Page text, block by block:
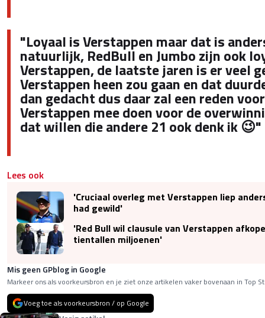
"Loyaal is Verstappen maar dat is
natuurlijk, RedBull en Jumbo zijn ook
Verstappen, de laatste jaren is er veel
Verstappen heen zou gaan en dat
dan gedacht dus daar zal een reden
Verstappen mee doen voor de
dat willen die andere 21 ook denk ik 😉"
Lees ook
'Cruciaal overleg met Verstappen liep
had gewild'
'Red Bull wil clausule van Verstappen
tientallen miljoenen'
Mis geen GPblog in Google
Markeer ons als voorkeursbron en je ziet onze artikelen vaker bovenaan in Top
Voeg toe als voorkeursbron / op Google